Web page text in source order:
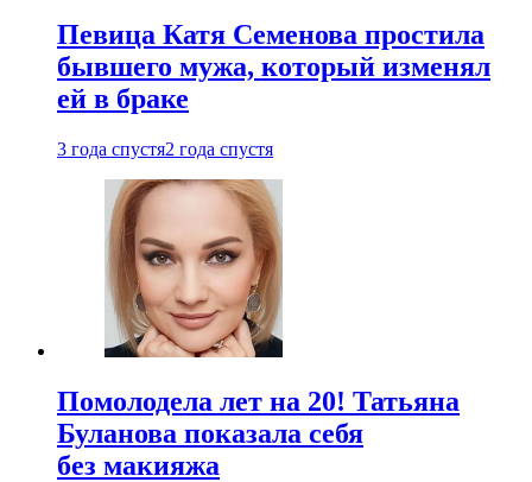
Певица Катя Семенова простила
бывшего мужа, который изменял
ей в браке
3 года спустя2 года спустя
Помолодела лет на 20! Татьяна
Буланова показала себя
без макияжа